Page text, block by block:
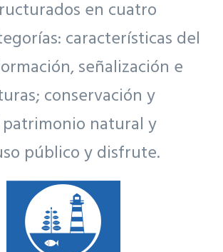
en cuatro
características del
señalización e
conservación y
natural y
público y disfrute.